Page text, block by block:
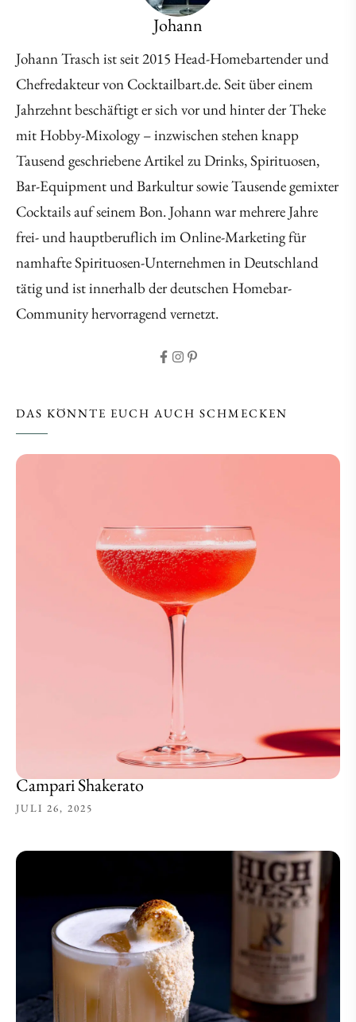
Johann
Johann Trasch ist seit 2015 Head-Homebartender und
Chefredakteur von Cocktailbart.de. Seit über einem
Jahrzehnt beschäftigt er sich vor und hinter der Theke
mit Hobby-Mixology – inzwischen stehen knapp
Tausend geschriebene Artikel zu Drinks, Spirituosen,
Bar-Equipment und Barkultur sowie Tausende gemixter
Cocktails auf seinem Bon. Johann war mehrere Jahre
frei- und hauptberuflich im Online-Marketing für
namhafte Spirituosen-Unternehmen in Deutschland
tätig und ist innerhalb der deutschen Homebar-
Community hervorragend vernetzt.
DAS KÖNNTE EUCH AUCH SCHMECKEN
Campari Shakerato
JULI 26, 2025